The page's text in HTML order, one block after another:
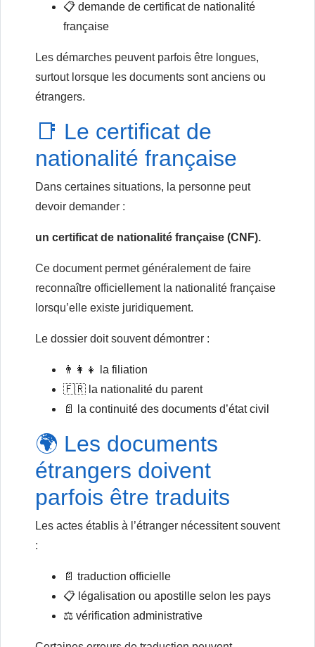
📋 demande de certificat de nationalité
française
Les démarches peuvent parfois être longues,
surtout lorsque les documents sont anciens ou
étrangers.
📑 Le certificat de
nationalité française
Dans certaines situations, la personne peut
devoir demander :
un certificat de nationalité française (CNF).
Ce document permet généralement de faire
reconnaître officiellement la nationalité française
lorsqu’elle existe juridiquement.
Le dossier doit souvent démontrer :
👨‍👩‍👧 la filiation
🇫🇷 la nationalité du parent
📄 la continuité des documents d’état civil
🌍 Les documents
étrangers doivent
parfois être traduits
Les actes établis à l’étranger nécessitent souvent
:
📄 traduction officielle
📋 légalisation ou apostille selon les pays
⚖️ vérification administrative